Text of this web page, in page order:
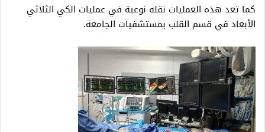
كما تعد هذه العمليات نقله نوعية في عمليات الكي الثلاثي
الأبعاد في قسم القلب بمستشفيات الجامعة.